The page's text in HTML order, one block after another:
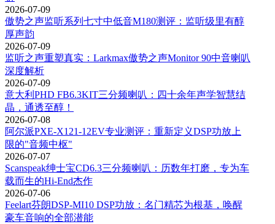
2026-07-09
傲势之声监听系列七寸中低音M180测评：监听级里有醇
厚声韵
2026-07-09
监听之声重塑真实：Larkmax傲势之声Monitor 90中音喇叭
深度解析
2026-07-09
意大利PHD FB6.3KIT三分频喇叭：四十余年声学智慧结
晶，通透至醇！
2026-07-08
阿尔派PXE-X121-12EV专业测评：重新定义DSP功放上
限的"音频中枢"
2026-07-07
Scanspeak绅士宝CD6.3三分频喇叭：历数年打磨，专为车
载而生的Hi-End杰作
2026-07-06
Feelart芬朗DSP-MI10 DSP功放：名门精芯为根基，唤醒
豪车音响的全部潜能